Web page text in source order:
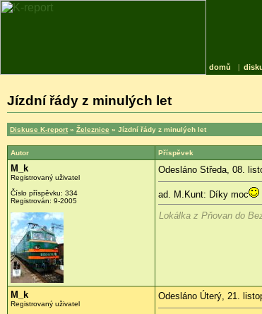
domů |
Jízdní řády z minulých let
Diskuse K-report » Železnice » Jízdní řády z minulých let
Autor Příspěvek
M_k
Registrovaný uživatel
Číslo příspěvku: 334
Registrován: 9-2005
Odesláno Středa, 08.
ad. M.Kunt: Díky moc
Lokálka z Pňovan do
M_k
Registrovaný uživatel
Odesláno Úterý, 21.